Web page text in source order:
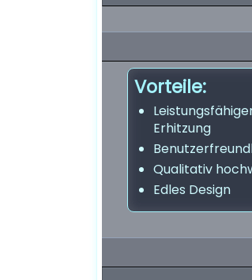
Vorteile:
Erhitzung
Qualitativ
Edles Design